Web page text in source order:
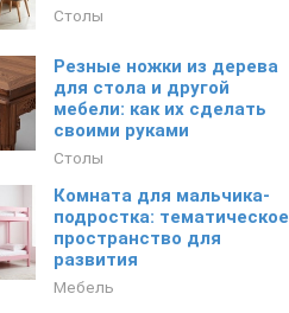
Столы
Резные ножки из дерева
для стола и другой
мебели: как их сделать
своими руками
Столы
Комната для мальчика-
подростка: тематическое
пространство для
развития
Мебель